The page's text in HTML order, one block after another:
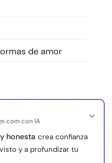
ES
Escríbenos
Publicidad con
de amor
con IA
honesta crea confianza
y a profundizar tu